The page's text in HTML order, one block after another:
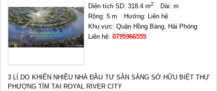
Diện tích SD: 318.4 m2
Dài: m
Rộng: 5 m
Hướng: Liên hệ
Khu vực: Quận Hồng Bàng, Hải Phòng
Liên hệ:0795966555
3 LÍ DO KHIẾN NHIỀU NHÀ ĐẦU TƯ SẴN SÀNG SỞ HỮU BIỆT THỰ
PHƯỢNG TÍM TẠI ROYAL RIVER CITY